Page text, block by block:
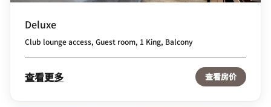
Deluxe
Club lounge access, Guest room, 1 King, Balcony
查看更多 查看房价